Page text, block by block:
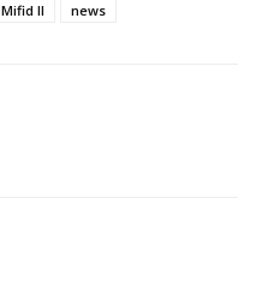
Mifid II news